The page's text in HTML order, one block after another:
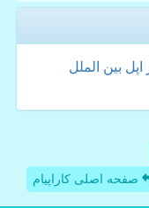
اپل بین الملل
صفحه اصلی کاراپیام